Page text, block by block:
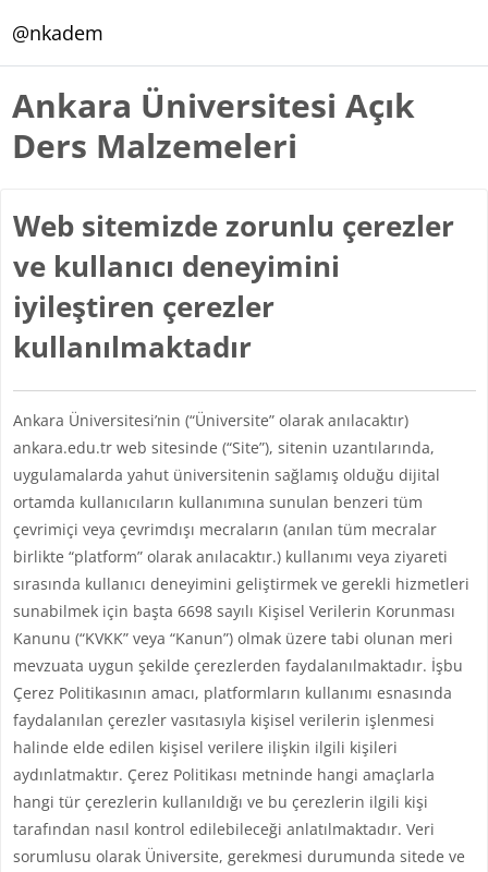
@nkadem
Ankara Üniversitesi Açık
Ders Malzemeleri
Web sitemizde zorunlu çerezler
ve kullanıcı deneyimini
iyileştiren çerezler
kullanılmaktadır
Ankara Üniversitesi’nin (“Üniversite” olarak anılacaktır)
ankara.edu.tr web sitesinde (“Site”), sitenin uzantılarında,
uygulamalarda yahut üniversitenin sağlamış olduğu dijital
ortamda kullanıcıların kullanımına sunulan benzeri tüm
çevrimiçi veya çevrimdışı mecraların (anılan tüm mecralar
birlikte “platform” olarak anılacaktır.) kullanımı veya ziyareti
sırasında kullanıcı deneyimini geliştirmek ve gerekli hizmetleri
sunabilmek için başta 6698 sayılı Kişisel Verilerin Korunması
Kanunu (“KVKK” veya “Kanun”) olmak üzere tabi olunan meri
mevzuata uygun şekilde çerezlerden faydalanılmaktadır. İşbu
Çerez Politikasının amacı, platformların kullanımı esnasında
faydalanılan çerezler vasıtasıyla kişisel verilerin işlenmesi
halinde elde edilen kişisel verilere ilişkin ilgili kişileri
aydınlatmaktır. Çerez Politikası metninde hangi amaçlarla
hangi tür çerezlerin kullanıldığı ve bu çerezlerin ilgili kişi
tarafından nasıl kontrol edilebileceği anlatılmaktadır. Veri
sorumlusu olarak Üniversite, gerekmesi durumunda sitede ve